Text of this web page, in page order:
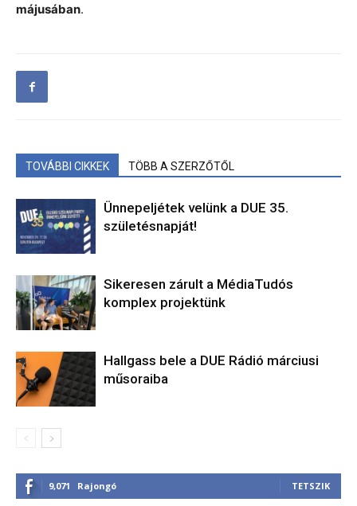
májusában.
TOVÁBBI CIKKEK TÖBB A SZERZŐTŐL
Ünnepeljétek velünk a DUE 35.
születésnapját!
Sikeresen zárult a MédiaTudós
komplex projektünk
Hallgass bele a DUE Rádió márciusi
műsoraiba
9,071 Rajongó TETSZIK